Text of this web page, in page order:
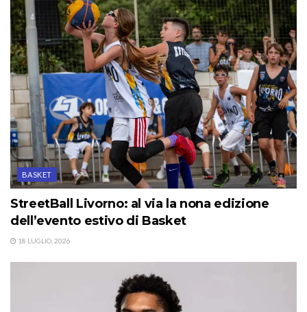
BASKET
StreetBall Livorno: al via la nona edizione
dell’evento estivo di Basket
18 LUGLIO, 2026